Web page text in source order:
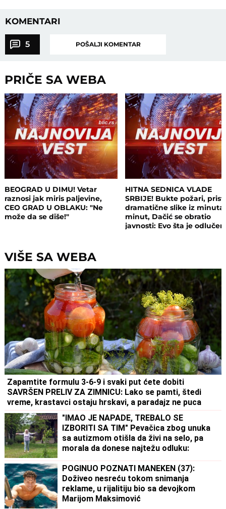
KOMENTARI
5 POŠALJI KOMENTAR
PRIČE SA WEBA
BEOGRAD U DIMU! Vetar
raznosi jak miris paljevine,
CEO GRAD U OBLAKU: "Ne
može da se diše!"
HITNA SEDNICA VLADE
SRBIJE! Bukte požari,
dramatične slike iz minuta
minut, Dačić se obratio
javnosti: Evo šta je
VIŠE SA WEBA
Zapamtite formulu 3-6-9 i svaki put ćete dobiti
SAVRŠEN PRELIV ZA ZIMNICU: Lako se pamti, štedi
vreme, krastavci ostaju hrskavi, a paradajz ne puca
"IMAO JE NAPADE, TREBALO SE
IZBORITI SA TIM" Pevačica zbog unuka
sa autizmom otišla da živi na selo, pa
morala da donese najtežu odluku:
"Postao je agresivan"
POGINUO POZNATI MANEKEN (37):
Doživeo nesreću tokom snimanja
reklame, u rijalitiju bio sa devojkom
Marijom Maksimović